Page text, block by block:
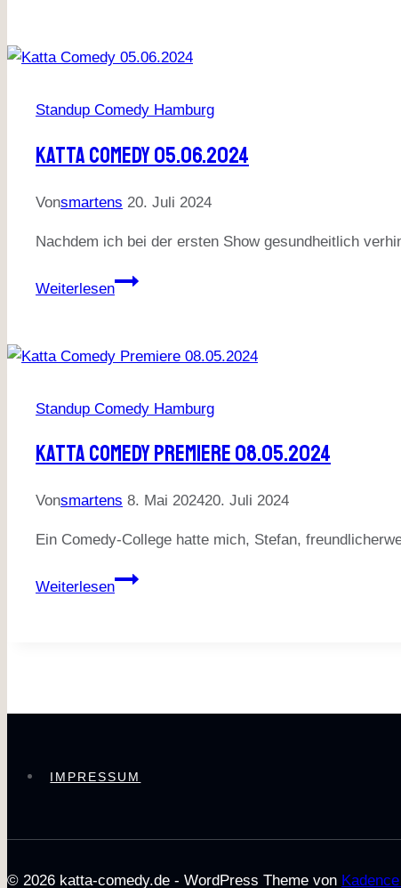
Standup Comedy Hamburg
Katta Comedy 05.06.2024
Vonsmartens 20. Juli 2024
Nachdem ich bei der ersten Show gesundheitlich
Weiterlesen
Katta
Standup Comedy Hamburg
Katta Comedy Premiere 08.05.2024
Vonsmartens 8. Mai 202420. Juli 2024
Ein Comedy-College hatte mich, Stefan,
Weiterlesen
Katta
IMPRESSUM
© 2026 katta-comedy.de - WordPress Theme von